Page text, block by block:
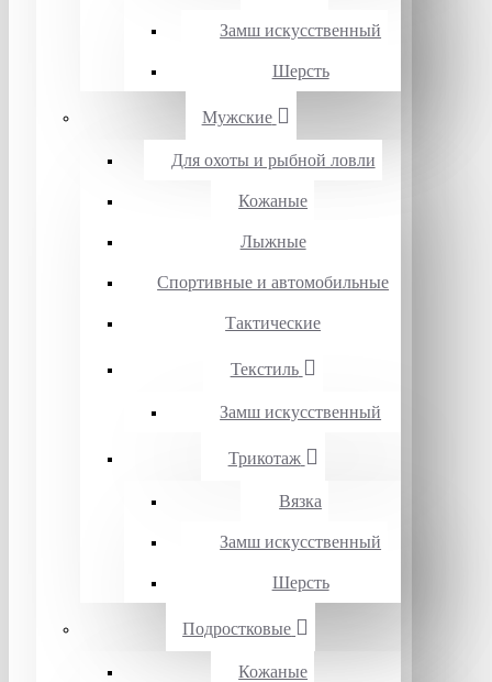
Замш искусственный
Шерсть
Мужские
Для охоты и рыбной ловли
Кожаные
Лыжные
Спортивные и автомобильные
Тактические
Текстиль
Замш искусственный
Трикотаж
Вязка
Замш искусственный
Шерсть
Подростковые
Кожаные